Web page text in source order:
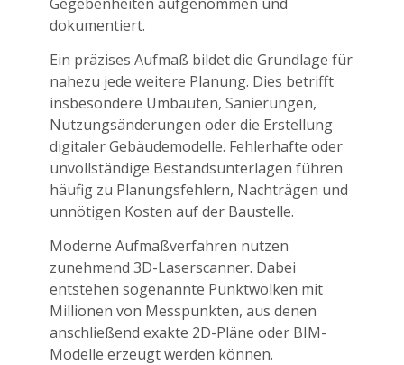
dokumentiert.
Ein präzises Aufmaß bildet die Grundlage für
nahezu jede weitere Planung. Dies betrifft
insbesondere Umbauten, Sanierungen,
Nutzungsänderungen oder die Erstellung
digitaler Gebäudemodelle. Fehlerhafte oder
unvollständige Bestandsunterlagen führen
häufig zu Planungsfehlern, Nachträgen und
unnötigen Kosten auf der Baustelle.
Moderne Aufmaßverfahren nutzen
zunehmend 3D-Laserscanner. Dabei
entstehen sogenannte Punktwolken mit
Millionen von Messpunkten, aus denen
anschließend exakte 2D-Pläne oder BIM-
Modelle erzeugt werden können.